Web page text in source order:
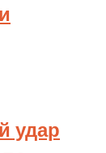
удар